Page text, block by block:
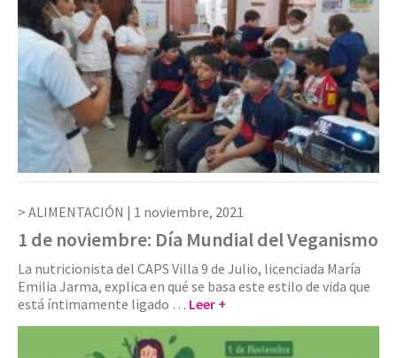
ALIMENTACIÓN | 1 noviembre, 2021
1 de noviembre: Día Mundial del Veganismo
La nutricionista del CAPS Villa 9 de Julio, licenciada María
Emilia Jarma, explica en qué se basa este estilo de vida que
está íntimamente ligado … Leer +